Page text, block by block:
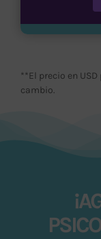
**El precio en
cambio.